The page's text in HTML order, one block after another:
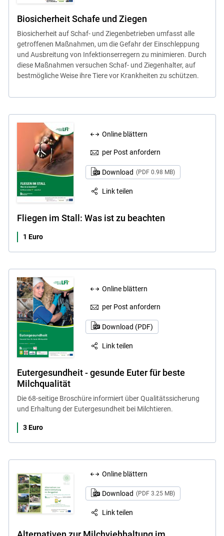
Biosicherheit Schafe und Ziegen
Biosicherheit auf Schaf- und Ziegenbetrieben umfasst alle
getroffenen Maßnahmen, um die Gefahr der Einschleppung
und Ausbreitung von Infektionserregern zu minimieren. Durch
diese Maßnahmen versuchen Schaf- und Ziegenhalter, auf
bestmögliche Weise ihre Tiere vor Krankheiten zu schützen.
Online blättern
per Post anfordern
Download (PDF 0.98 MB)
Link teilen
Fliegen im Stall: Was ist zu beachten
1 Euro
Online blättern
per Post anfordern
Download (PDF)
Link teilen
Eutergesundheit - gesunde Euter für beste
Milchqualität
Die 68-seitige Broschüre informiert über Qualitätssicherung
und Erhaltung der Eutergesundheit bei Milchtieren.
3 Euro
Online blättern
Download (PDF 3.25 MB)
Link teilen